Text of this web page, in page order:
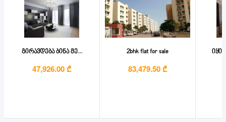
გირავდება ბინა მე...
47,926.00 ₾
2bhk flat for sale
83,479.50 ₾